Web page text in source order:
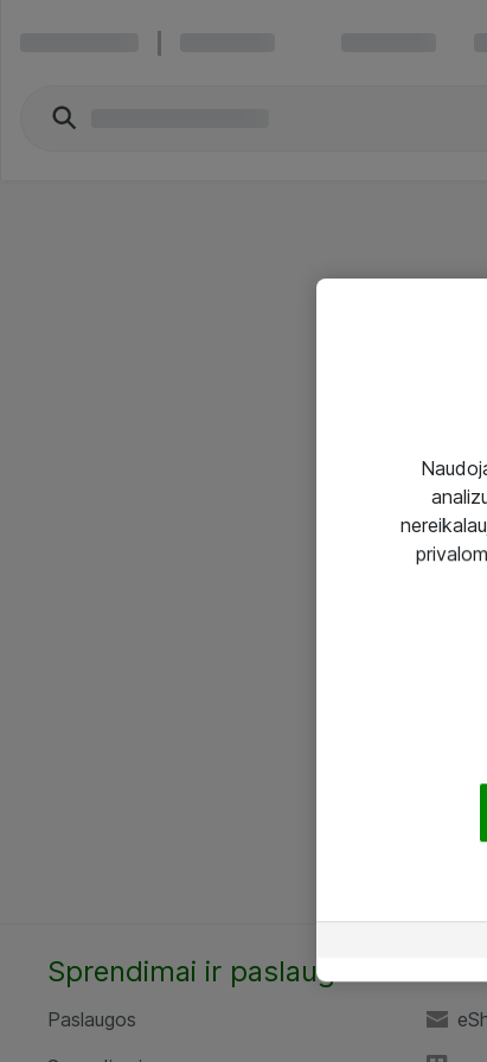
Sprendimai ir paslaugos
Paslaugos